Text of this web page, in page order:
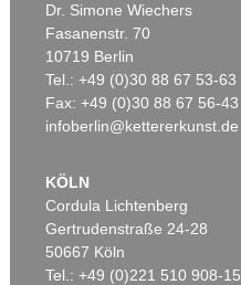
G. GRAUBNER
Ohne Titel, 1992
Ergebnis:€ 266.700
Dr. Simone Wiechers
Fasanenstr. 70
10719 Berlin
Tel.: +49 (0)30 88 67 53-63
Fax: +49 (0)30 88 67 56-43
infoberlin@kettererkunst.de
KÖLN
Cordula Lichtenberg
Gertrudenstraße 24-28
50667 Köln
Tel.: +49 (0)221 510 908-15